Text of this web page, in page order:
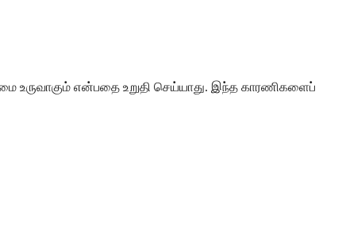
உருவாகும் என்பதை உறுதி செய்யாது. இந்த காரணிகளைப்